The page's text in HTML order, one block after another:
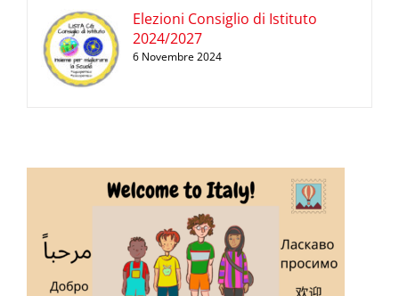
Elezioni Consiglio di Istituto
2024/2027
6 Novembre 2024